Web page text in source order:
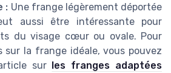
: Une frange légèrement déportée
aussi être intéressante pour
du visage cœur ou ovale. Pour
sur la frange idéale, vous pouvez
sur les franges adaptées